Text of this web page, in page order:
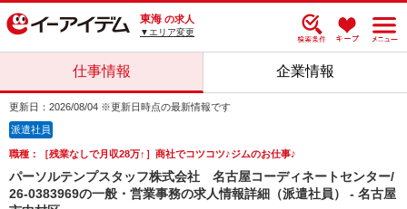
東海 の求人
▼エリア変更
仕事情報 企業情報
更新日：2026/08/04 ※更新日時点の最新情報です
派遣社員
職種：［残業なしで月収28万↑］商社でコツコツ♪ジムのお仕事♪
パーソルテンプスタッフ株式会社 名古屋コーディネートセンター/
26-0383969の一般・営業事務の求人情報詳細（派遣社員） - 名古屋